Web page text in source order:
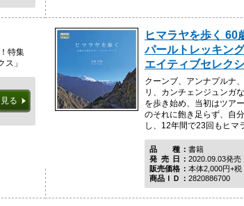
特集
」
る
ヒマラヤを歩く 60
パールトレッキン
エイティブセレク
クーンブ、アンナプルナ
リ、カンチェンジュンガ
を歩き始め、当初はツア
のそれに飽き足らず、自
し、12年間で23回もヒマ
品種書籍
発売日 2020.09.03発売
販売価格
本体2,000円+税
商品ＩＤ
2820886700